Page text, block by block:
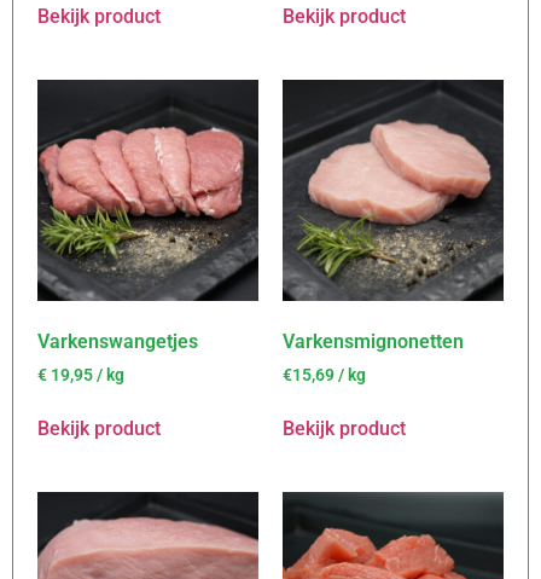
Bekijk product Bekijk product
Varkenswangetjes
€ 19,95/ kg
Bekijk product
Varkensmignonetten
€15,69 / kg
Bekijk product